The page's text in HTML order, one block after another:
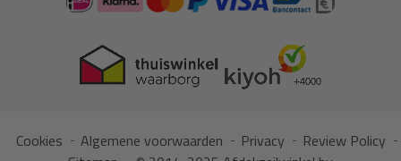
Cookies Algemene voorwaarden Privacy
Review Policy